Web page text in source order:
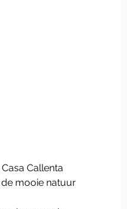
Callenta
mooie natuur